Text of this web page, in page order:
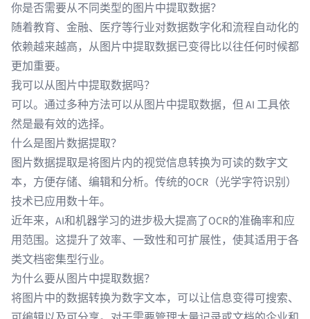
你是否需要从不同类型的图片中提取数据？
随着教育、金融、医疗等行业对数据数字化和流程自动化的
依赖越来越高，从图片中提取数据已变得比以往任何时候都
更加重要。
我可以从图片中提取数据吗？
可以。通过多种方法可以从图片中提取数据，但 AI 工具依
然是最有效的选择。
什么是图片数据提取？
图片数据提取是将图片内的视觉信息转换为可读的数字文
本，方便存储、编辑和分析。传统的OCR（光学字符识别）
技术已应用数十年。
近年来，AI和机器学习的进步极大提高了OCR的准确率和应
用范围。这提升了效率、一致性和可扩展性，使其适用于各
类文档密集型行业。
为什么要从图片中提取数据？
将图片中的数据转换为数字文本，可以让信息变得可搜索、